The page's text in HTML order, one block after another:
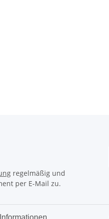
regelmäßig und
per E-Mail zu.